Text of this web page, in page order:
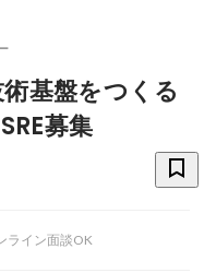
基盤をつくる
募集
ライン面談OK